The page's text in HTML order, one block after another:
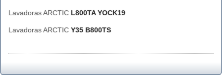
Lavadoras ARCTIC L800TA YOCK19
Lavadoras ARCTIC Y35 B800TS